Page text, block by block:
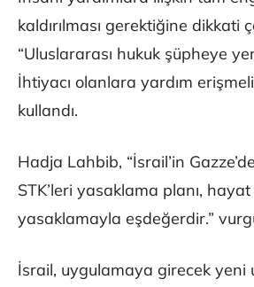
kaldırılması gerektiğine dikkati
“Uluslararası hukuk şüpheye
İhtiyacı olanlara yardım
kullandı.
Hadja Lahbib, “İsrail’in
STK’leri yasaklama planı, hayat
yasaklamayla eşdeğerdir.”
İsrail, uygulamaya girecek yeni